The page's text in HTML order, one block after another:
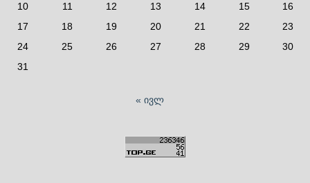
10
11 12 13 14 15
16
17
18 19 20 21 22
23
24
25 26 27 28 29
30
31
« ივლ